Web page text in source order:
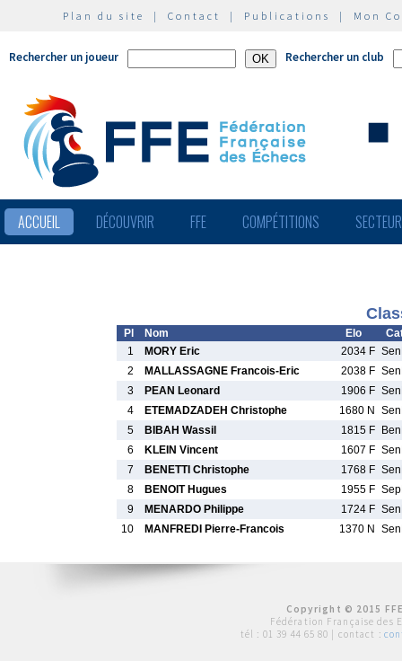
Plan du site | Contact | Publications | Mon
Rechercher un joueur Rechercher un club
ACCUEIL DÉCOUVRIR FFE COMPÉTITIONS
Pl Nom Elo
1
MORY Eric 2034 F
2
MALLASSAGNE Francois-Eric 2038 F
3
PEAN Leonard 1906 F
4
ETEMADZADEH Christophe 1680 N
5
BIBAH Wassil 1815 F
6
KLEIN Vincent 1607 F
7
BENETTI Christophe 1768 F
8
BENOIT Hugues 1955 F
9
MENARDO Philippe 1724 F
10
MANFREDI Pierre-Francois 1370 N
Copyright © 2015
Fédération Française des
tél : 01 39 44 65 80 | contact :